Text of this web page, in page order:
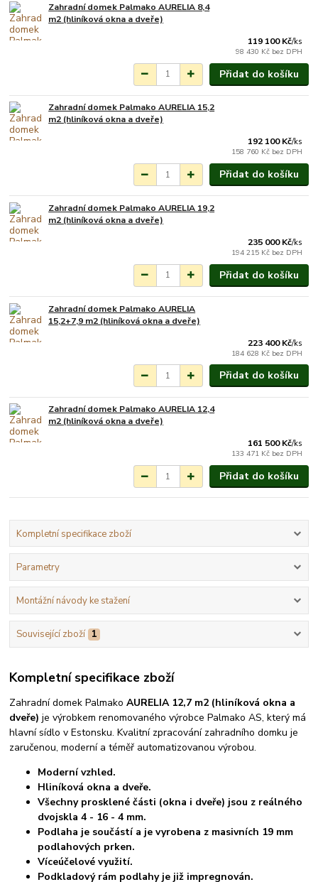
Zahradní domek Palmako AURELIA 8,4
m2 (hliníková okna a dveře)
119 100 Kč/ks
98 430 Kč bez DPH
Přidat do košíku
Zahradní domek Palmako AURELIA 15,2
m2 (hliníková okna a dveře)
192 100 Kč/ks
158 760 Kč bez DPH
Přidat do košíku
Zahradní domek Palmako AURELIA 19,2
m2 (hliníková okna a dveře)
235 000 Kč/ks
194 215 Kč bez DPH
Přidat do košíku
Zahradní domek Palmako AURELIA
15,2+7,9 m2 (hliníková okna a dveře)
223 400 Kč/ks
184 628 Kč bez DPH
Přidat do košíku
Zahradní domek Palmako AURELIA 12,4
m2 (hliníková okna a dveře)
161 500 Kč/ks
133 471 Kč bez DPH
Přidat do košíku
Kompletní specifikace zboží
Parametry
Montážní návody ke stažení
Související zboží 1
Kompletní specifikace zboží
Zahradní domek PalmakoAURELIA 12,7 m2 (hliníková okna a
dveře)je výrobkem renomovaného výrobce Palmako AS, který má
hlavní sídlo v Estonsku. Kvalitní zpracování zahradního domku je
zaručenou, moderní a téměř automatizovanou výrobou.
Moderní vzhled.
Hliníková okna a dveře.
Všechny prosklené části (okna i dveře) jsou z reálného
dvojskla 4 - 16 - 4 mm.
Podlaha je součástí a je vyrobena z masivních 19 mm
podlahových prken.
Víceúčelové využití.
Podkladový rám podlahy je již impregnován.